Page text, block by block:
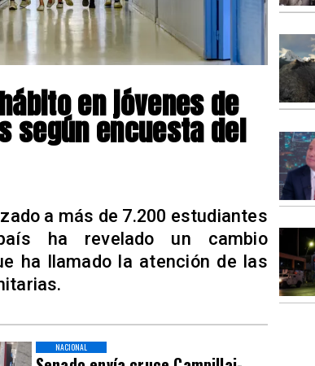
NACIONAL
en jóvenes de
según encuesta del
a más de 7.200 estudiantes
ha revelado un cambio
ha llamado la atención de las